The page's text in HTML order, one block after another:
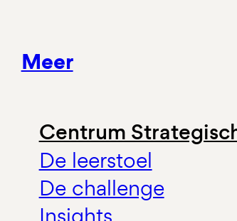
Meer
Centrum
De leerstoel
De challenge